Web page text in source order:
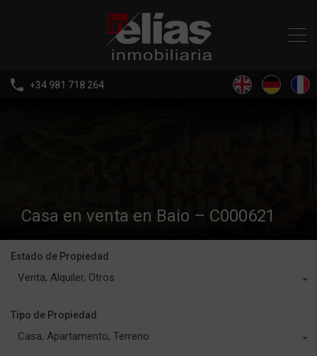
+34 981 718 264
Casa en venta en Baio – C000621
Estado de Propiedad
Venta, Alquiler, Otros
Tipo de Propiedad
Casa, Apartamento, Terreno